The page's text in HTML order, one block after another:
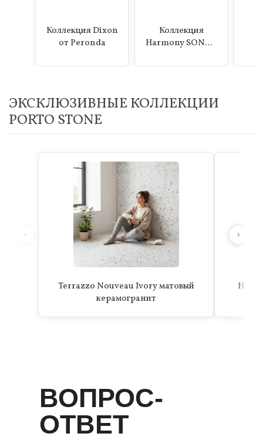
Коллекция Dixon
от Peronda
Коллекция
Harmony SONAR
ЭКСКЛЮЗИВНЫЕ КОЛЛЕКЦИИ
PORTO STONE
‹
Terrazzo Nouveau Ivory матовый
керамогранит
›
ВОПРОС-
ОТВЕТ